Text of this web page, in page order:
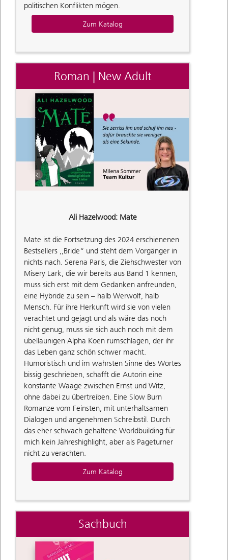
politischen Konflikten mögen.
Zum Katalog
Roman | New Adult
Ali Hazelwood: Mate
Mate ist die Fortsetzung des 2024 erschienenen
Bestsellers ,,Bride“ und steht dem Vorgänger in
nichts nach. Serena Paris, die Ziehschwester von
Misery Lark, die wir bereits aus Band 1 kennen,
muss sich erst mit dem Gedanken anfreunden,
eine Hybride zu sein – halb Werwolf, halb
Mensch. Für ihre Herkunft wird sie von vielen
verachtet und gejagt und als wäre das noch
nicht genug, muss sie sich auch noch mit dem
übellaunigen Alpha Koen rumschlagen, der ihr
das Leben ganz schön schwer macht.
Humoristisch und im wahrsten Sinne des Wortes
bissig geschrieben, schafft die Autorin eine
konstante Waage zwischen Ernst und Witz,
ohne dabei zu übertreiben. Eine Slow Burn
Romanze vom Feinsten, mit unterhaltsamen
Dialogen und angenehmen Schreibstil. Durch
das eher schwach gehaltene Worldbuilding für
mich kein Jahreshighlight, aber als Pageturner
nicht zu verachten.
Zum Katalog
Sachbuch